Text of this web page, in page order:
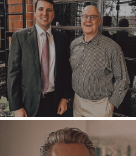
ARGITEKTUUR EN
KONSTRUKSIE
VERBRUIKER,
ENERGIE,
OMGEWING EN
FINANSIEEL
GESONDHEIDSSORG
INDUSTRIËLE